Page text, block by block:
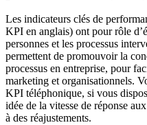
Les indicateurs clés de
KPI en anglais) ont pour rôle
personnes et les processus
permettent de promouvoir la
processus en entreprise, pour
marketing et organisationnels.
KPI téléphonique, si vous
idée de la vitesse de réponse
à des réajustements.